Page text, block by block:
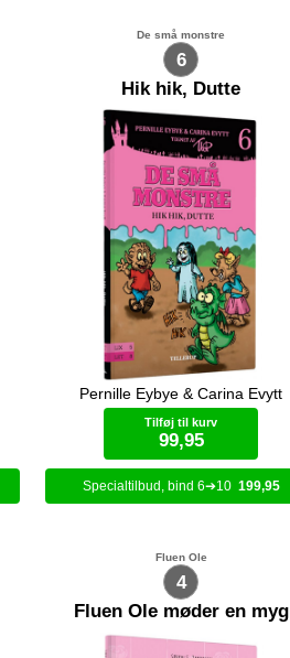
6
De små monstre
Hik hik, Dutte
Dutte har fået hikke. Hvad skal hun
Bog (hardcover)
Pernille Eybye & Carina Evytt
Tilføj til kurv
99,95
6 10 199,95
4
Fluen Ole
Fluen Ole møder en myg